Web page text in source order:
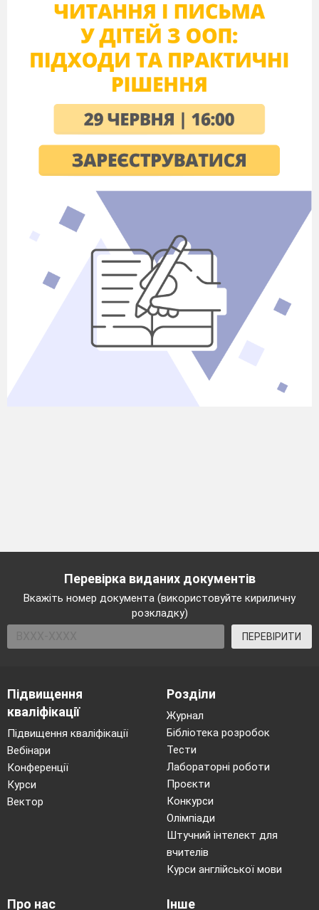
Перевірка виданих документів
Вкажіть номер документа (використовуйте кириличну
розкладку)
ПЕРЕВІРИТИ
Підвищення
кваліфікації
Підвищення кваліфікації
Вебінари
Конференції
Курси
Вектор
Розділи
Журнал
Бібліотека розробок
Тести
Лабораторні роботи
Проєкти
Конкурси
Олімпіади
Штучний інтелект для
вчителів
Курси англійської мови
Про нас Інше